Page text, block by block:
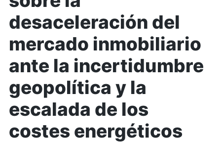
desaceleración del
mercado inmobiliario
ante la incertidumbre
geopolítica y la
escalada de los
costes energéticos